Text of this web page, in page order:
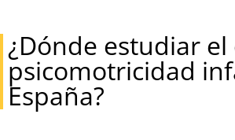
¿Dónde estudiar el
psicomotricidad
España?